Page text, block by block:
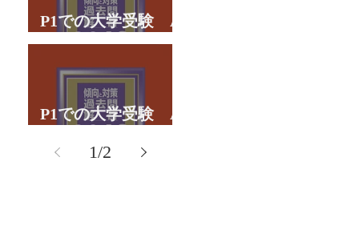
P1での大学受験 A
君の体験談パート２
P1での大学受験 A
1/2